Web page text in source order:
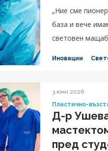
„Ние сме
база и вече
световен
Иновации
3 юни 2026
Пластично-
Д-р
пред